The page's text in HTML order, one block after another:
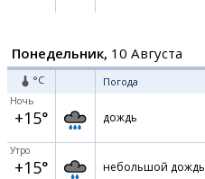
Понедельник, 10 Августа
°C Погода
Ночь
+15° дождь
Утро
+15° небольшой дождь